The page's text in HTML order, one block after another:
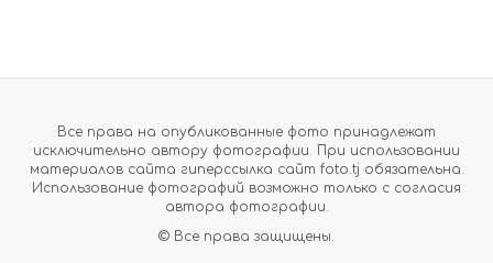
Все права на опубликованные фото принадлежат
исключительно автору фотографии. При использовании
материалов сайта гиперссылка сайт foto.tj обязательна.
Использование фотографий возможно только с согласия
автора фотографии.
© Все права защищены.